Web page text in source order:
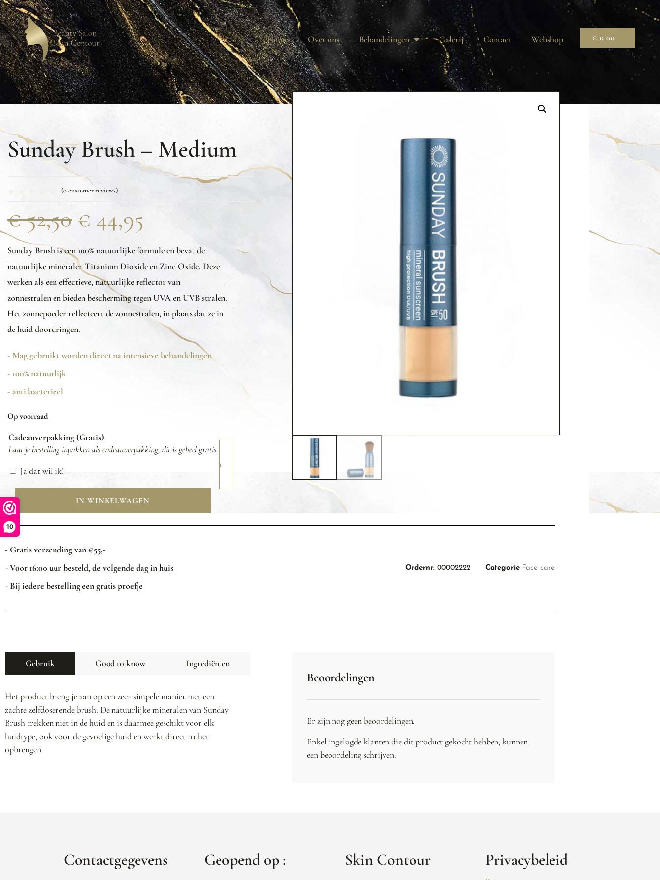
10
Home Over ons Behandelingen Galerij Contact Webshop € 0,00
Sunday Brush – Medium
(0customer reviews)
€52,50 € 44,95
Sunday Brush is een 100% natuurlijke formule en bevat de
natuurlijke mineralen Titanium Dioxide en Zinc Oxide. Deze
werken als een effectieve, natuurlijke reflector van
zonnestralen en bieden bescherming tegen UVA en UVB stralen.
Het zonnepoeder reflecteert de zonnestralen, in plaats dat ze in
de huid doordringen.
- Mag gebruikt worden direct na intensieve behandelingen
- 100% natuurlijk
- anti bacterieel
Op voorraad
Cadeauverpakking (Gratis)
Laat je bestelling inpakken als cadeauverpakking, dit is geheel gratis.
Ja dat wil ik!
IN WINKELWAGEN
- Gratis verzending van €55,-
- Voor 16:00 uur besteld, de volgende dag in huis
- Bij iedere bestelling een gratis proefje
Ordernr: 00002222 Categorie Face care
Gebruik Good to know Ingrediënten
Het product breng je aan op een zeer simpele manier met een
zachte zelfdoserende brush. De natuurlijke mineralen van Sunday
Brush trekken niet in de huid en is daarmee geschikt voor elk
huidtype, ook voor de gevoelige huid en werkt direct na het
opbrengen.
Beoordelingen
Er zijn nog geen beoordelingen.
Enkel ingelogde klanten die dit product gekocht hebben, kunnen
een beoordeling schrijven.
Contactgegevens Geopend op : Skin Contour Privacybeleid